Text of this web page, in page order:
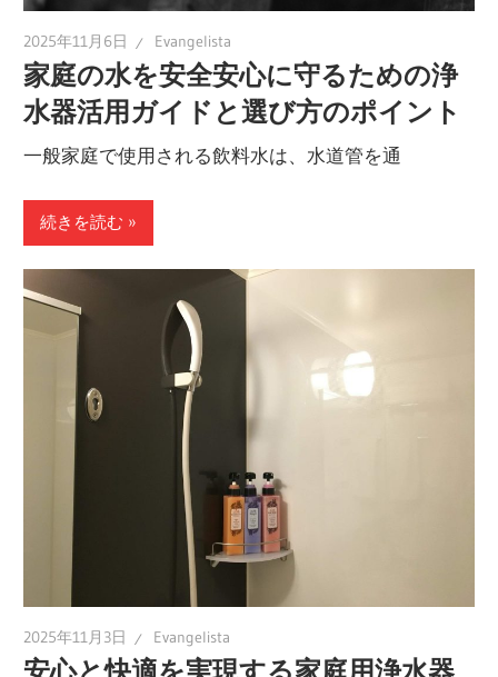
2025年11月6日 Evangelista
家庭の水を安全安心に守るための浄
水器活用ガイドと選び方のポイント
一般家庭で使用される飲料水は、水道管を通
続きを読む
2025年11月3日 Evangelista
安心と快適を実現する家庭用浄水器